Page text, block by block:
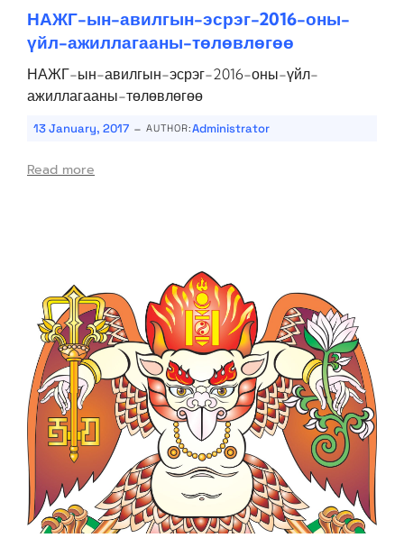
НАЖГ-ын-авилгын-эсрэг-2016-оны-
үйл-ажиллагааны-төлөвлөгөө
НАЖГ-ын-авилгын-эсрэг-2016-оны-үйл-
ажиллагааны-төлөвлөгөө
13 January, 2017 - AUTHOR:Administrator
Read more